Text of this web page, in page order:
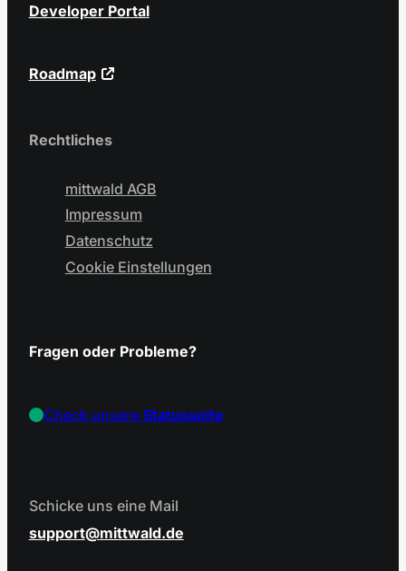
Developer Portal
Roadmap
Rechtliches
mittwald AGB
Impressum
Datenschutz
Cookie Einstellungen
Fragen oder Probleme?
Check unsereStatusseite
Schicke uns eine Mail
support
mittwald.de